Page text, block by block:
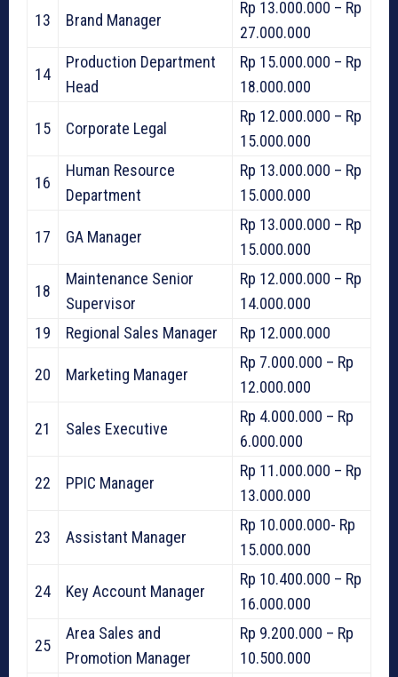
13 Brand Manager
Rp 13.000.000 – Rp
27.000.000
14
Production Department
Head
Rp 15.000.000 – Rp
18.000.000
15 Corporate Legal
Rp 12.000.000 – Rp
15.000.000
16
Human Resource
Department
Rp 13.000.000 – Rp
15.000.000
17 GA Manager
Rp 13.000.000 – Rp
15.000.000
18
Maintenance Senior
Supervisor
Rp 12.000.000 – Rp
14.000.000
19
Regional Sales Manager Rp 12.000.000
20 Marketing Manager
Rp 7.000.000 – Rp
12.000.000
21 Sales Executive
Rp 4.000.000 – Rp
6.000.000
22 PPIC Manager
Rp 11.000.000 – Rp
13.000.000
23 Assistant Manager
Rp 10.000.000- Rp
15.000.000
24 Key Account Manager
Rp 10.400.000 – Rp
16.000.000
25
Area Sales and
Promotion Manager
Rp 9.200.000 – Rp
10.500.000